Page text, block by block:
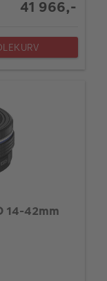
41 966,-
14-42mm